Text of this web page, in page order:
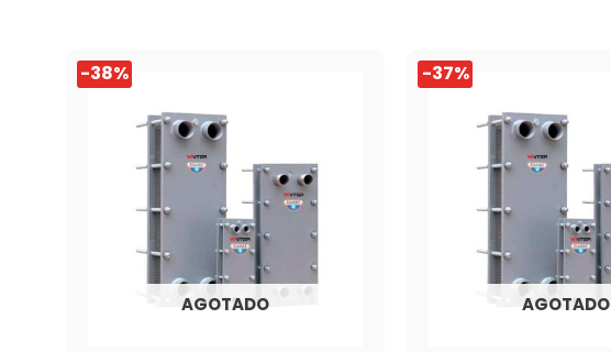
-38%
AGOTADO
El
precio
original
$1.989.990.
El
precio
actual
$1.239.990.
-37%
AGOTADO
El
precio
original
$2.349.990.
El
precio
actual
$1.469.990.